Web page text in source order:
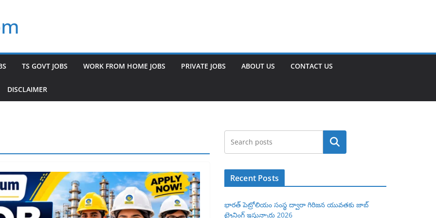
TS GOVT JOBS WORK FROM HOME JOBS PRIVATE JOBS ABOUT US CONTACT US
DISCLAIMER
Search
Recent Posts
భారత్ పెట్రోలియం సంస్థ ద్వారా గిరిజన యువతకు జాబ్
ట్రైనింగ్ ఇస్తున్నారు 2026